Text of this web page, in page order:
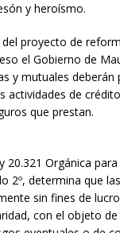
y heroísmo.
proyecto de
el Gobierno de
y mutuales deberán
actividades de
que prestan.
20.321 Orgánica
2º, determina que
sin fines de
con el objeto